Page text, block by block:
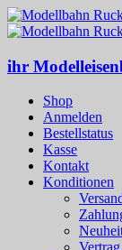
ihr
Shop
Anmelden
Bestellstatus
Kasse
Kontakt
Konditionen